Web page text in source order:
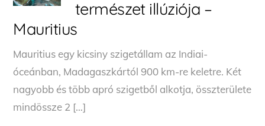
természet illúziója –
Mauritius
Mauritius egy kicsiny szigetállam az Indiai-
óceánban, Madagaszkártól 900 km-re keletre. Két
nagyobb és több apró szigetből alkotja, összterülete
mindössze 2 […]